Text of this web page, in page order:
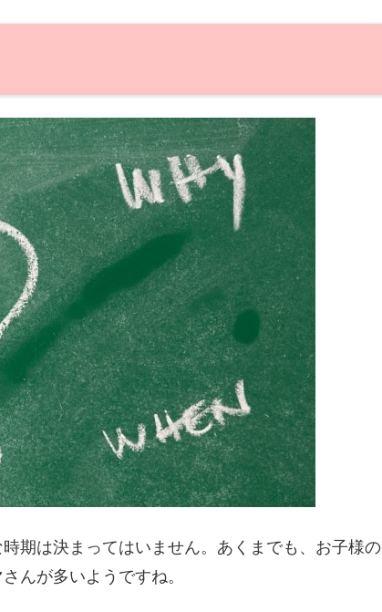
期は決まってはいません。あくまでも、お子様の
んが多いようですね。